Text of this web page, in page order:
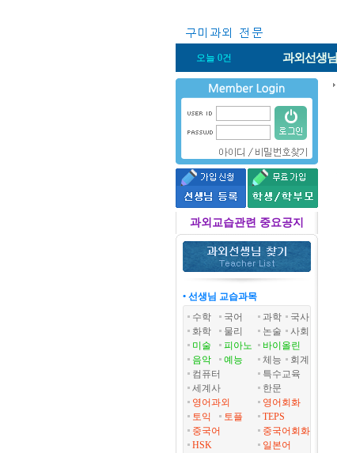
오늘 0건 과외선생님
과외교습관련 중요공지
• 선생님 교습과목
수학
국어 과학
국사
화학
물리 논술
사회
미술
피아노
바이올린
음악
예능 체능
회계
컴퓨터
특수교육
세계사
한문
영어과외
영어회화
토익
토플
TEPS
중국어
중국어회화
HSK
일본어